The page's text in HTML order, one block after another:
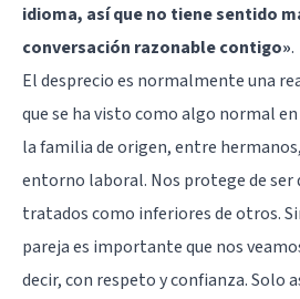
idioma, así que no tiene sentido
conversación razonable contigo».
El desprecio es normalmente una
que se ha visto como algo normal
la familia de origen, entre
entorno laboral. Nos protege de ser
tratados como inferiores de otros.
pareja es importante que nos
decir, con respeto y confianza. Solo